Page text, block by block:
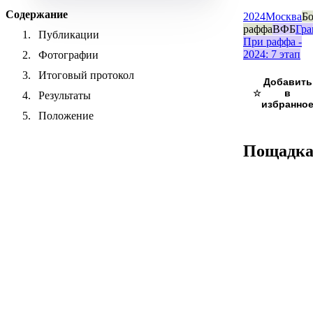
Содержание
Публикации
Фотографии
Итоговый протокол
Результаты
Положение
2024Москва
раффаВФБ
При раффа -
2024: 7 этап
☆
Пощадка